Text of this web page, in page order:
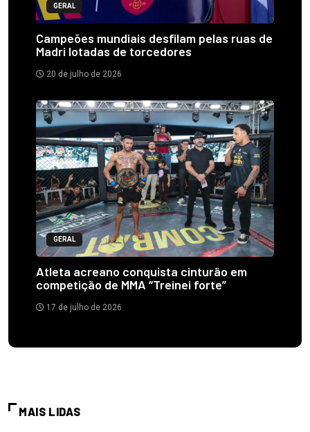
GERAL
Campeões mundiais desfilam pelas ruas de
Madri lotadas de torcedores
20 de julho de 2026
GERAL
Atleta acreano conquista cinturão em
competição de MMA “Treinei forte”
17 de julho de 2026
MAIS LIDAS